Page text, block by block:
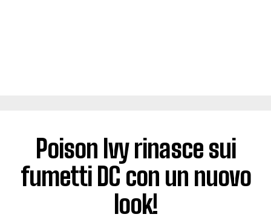
Poison Ivy rinasce sui
fumetti DC con un nuovo
look!